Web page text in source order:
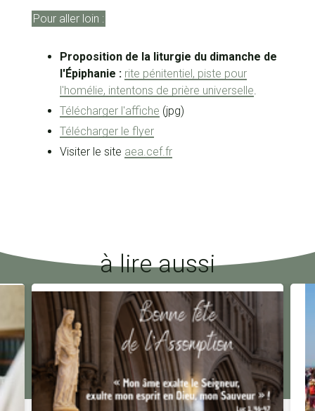
Pour aller loin :
Proposition de la liturgie du dimanche de
l'Épiphanie : rite pénitentiel, piste pour
l'homélie, intentons de prière universelle.
Télécharger l'affiche (jpg)
Télécharger le flyer
Visiter le site aea.cef.fr
à lire aussi